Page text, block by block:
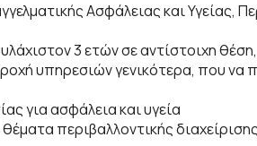
Ασφάλειας και Υγείας,
3 ετών σε αντίστοιχη
υπηρεσιών γενικότερα, που να
για ασφάλεια και υγεία
περιβαλλοντικής